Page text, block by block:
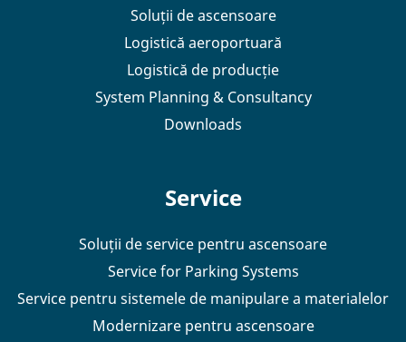
Soluții de ascensoare
Logistică aeroportuară
Logistică de producție
System Planning & Consultancy
Downloads
Service
Soluții de service pentru ascensoare
Service for Parking Systems
Service pentru sistemele de manipulare a materialelor
Modernizare pentru ascensoare